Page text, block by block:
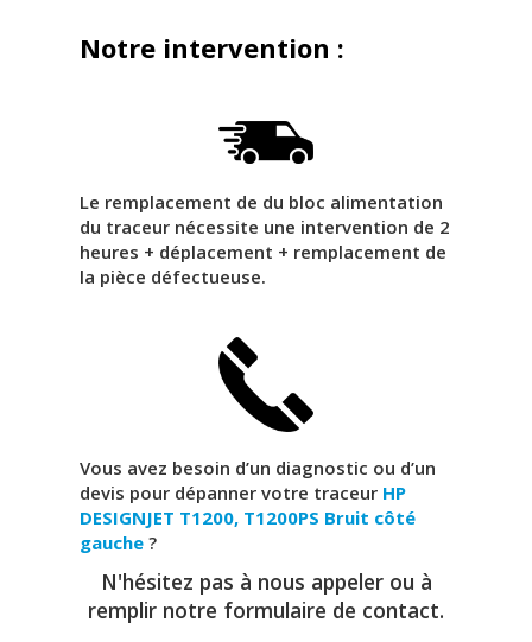
Notre intervention :
Le remplacement de du bloc alimentation
du traceur nécessite une intervention de 2
heures + déplacement + remplacement de
la pièce défectueuse.
Vous avez besoin d’un diagnostic ou d’un
devis pour dépanner votre traceur HP
DESIGNJET T1200, T1200PS Bruit côté
gauche ?
N'hésitez pas à nous appeler ou à
remplir notre formulaire de contact.